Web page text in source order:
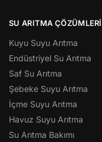
SU ARITMA ÇÖZÜMLERI
Kuyu Suyu Arıtma
Endüstriyel Su Arıtma
Saf Su Arıtma
Şebeke Suyu Arıtma
İçme Suyu Arıtma
Havuz Suyu Arıtma
Su Arıtma Bakımı